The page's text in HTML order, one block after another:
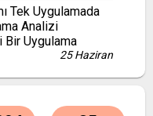
Tek Uygulamada
Analizi
Bir Uygulama
25 Haziran